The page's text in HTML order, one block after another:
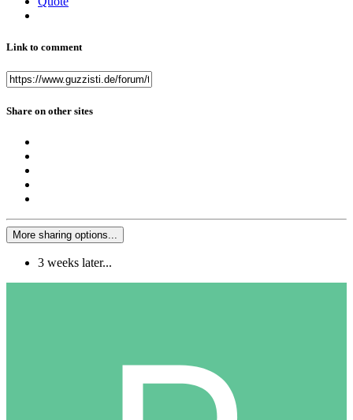
Link to comment
Share on other sites
More sharing options...
3 weeks later...